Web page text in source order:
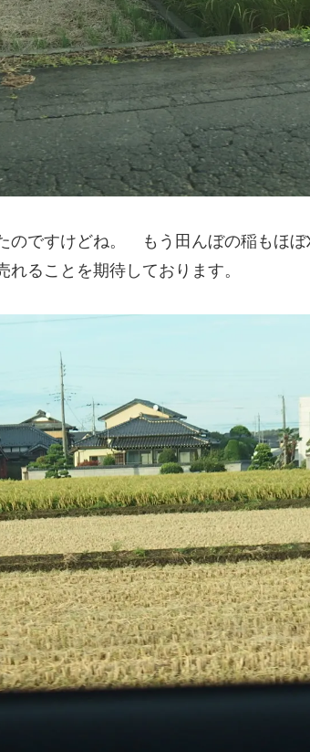
のですけどね。 もう田んぼの稲もほ
ることを期待しております。